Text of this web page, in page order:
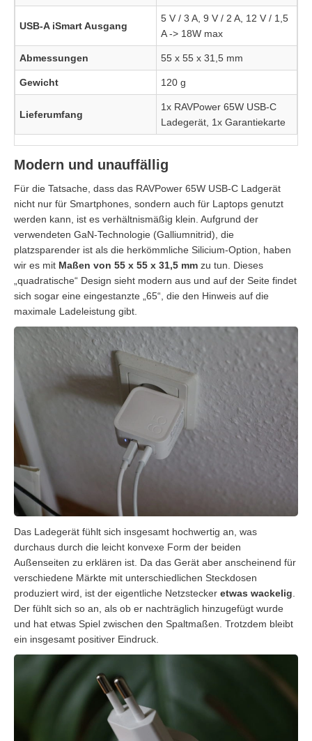
USB-A iSmart Ausgang
5 V / 3 A, 9 V / 2 A, 12 V / 1,5
A -> 18W max
Abmessungen 55 x 55 x 31,5 mm
Gewicht 120 g
Lieferumfang
1x RAVPower 65W USB-C
Ladegerät, 1x Garantiekarte
Modern und unauffällig
Für die Tatsache, dass das RAVPower 65W USB-C Ladgerät
nicht nur für Smartphones, sondern auch für Laptops genutzt
werden kann, ist es verhältnismäßig klein. Aufgrund der
verwendeten GaN-Technologie (Galliumnitrid), die
platzsparender ist als die herkömmliche Silicium-Option, haben
wir es mit Maßen von 55 x 55 x 31,5 mm zu tun. Dieses
„quadratische“ Design sieht modern aus und auf der Seite findet
sich sogar eine eingestanzte „65“, die den Hinweis auf die
maximale Ladeleistung gibt.
Das Ladegerät fühlt sich insgesamt hochwertig an, was
durchaus durch die leicht konvexe Form der beiden
Außenseiten zu erklären ist. Da das Gerät aber anscheinend für
verschiedene Märkte mit unterschiedlichen Steckdosen
produziert wird, ist der eigentliche Netzstecker etwas wackelig
Der fühlt sich so an, als ob er nachträglich hinzugefügt wurde
und hat etwas Spiel zwischen den Spaltmaßen. Trotzdem bleibt
ein insgesamt positiver Eindruck.